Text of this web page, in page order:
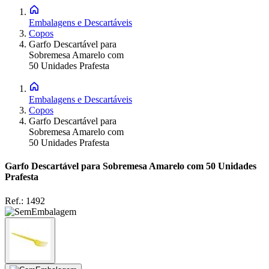
Embalagens e Descartáveis
Copos
Garfo Descartável para
Sobremesa Amarelo com
50 Unidades Prafesta
Embalagens e Descartáveis
Copos
Garfo Descartável para
Sobremesa Amarelo com
50 Unidades Prafesta
Garfo Descartável para Sobremesa Amarelo com 50 Unidades
Prafesta
Ref.: 1492